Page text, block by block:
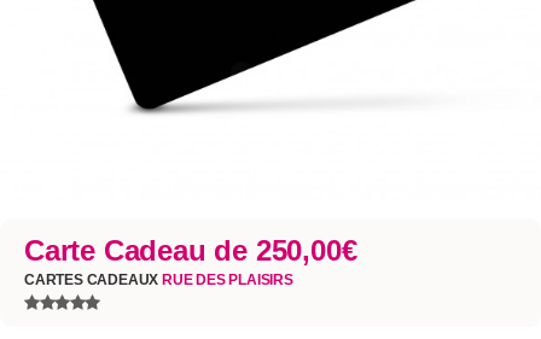
Carte Cadeau de 250,00€
CARTES CADEAUX RUE DES PLAISIRS